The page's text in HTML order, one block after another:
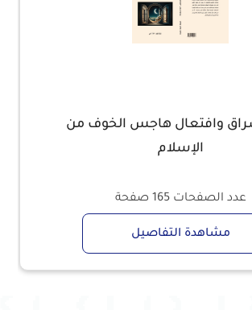
وافتعال هاجس الخوف من
الإسلام
عدد الصفحات165 صفحة
مشاهدة التفاصيل